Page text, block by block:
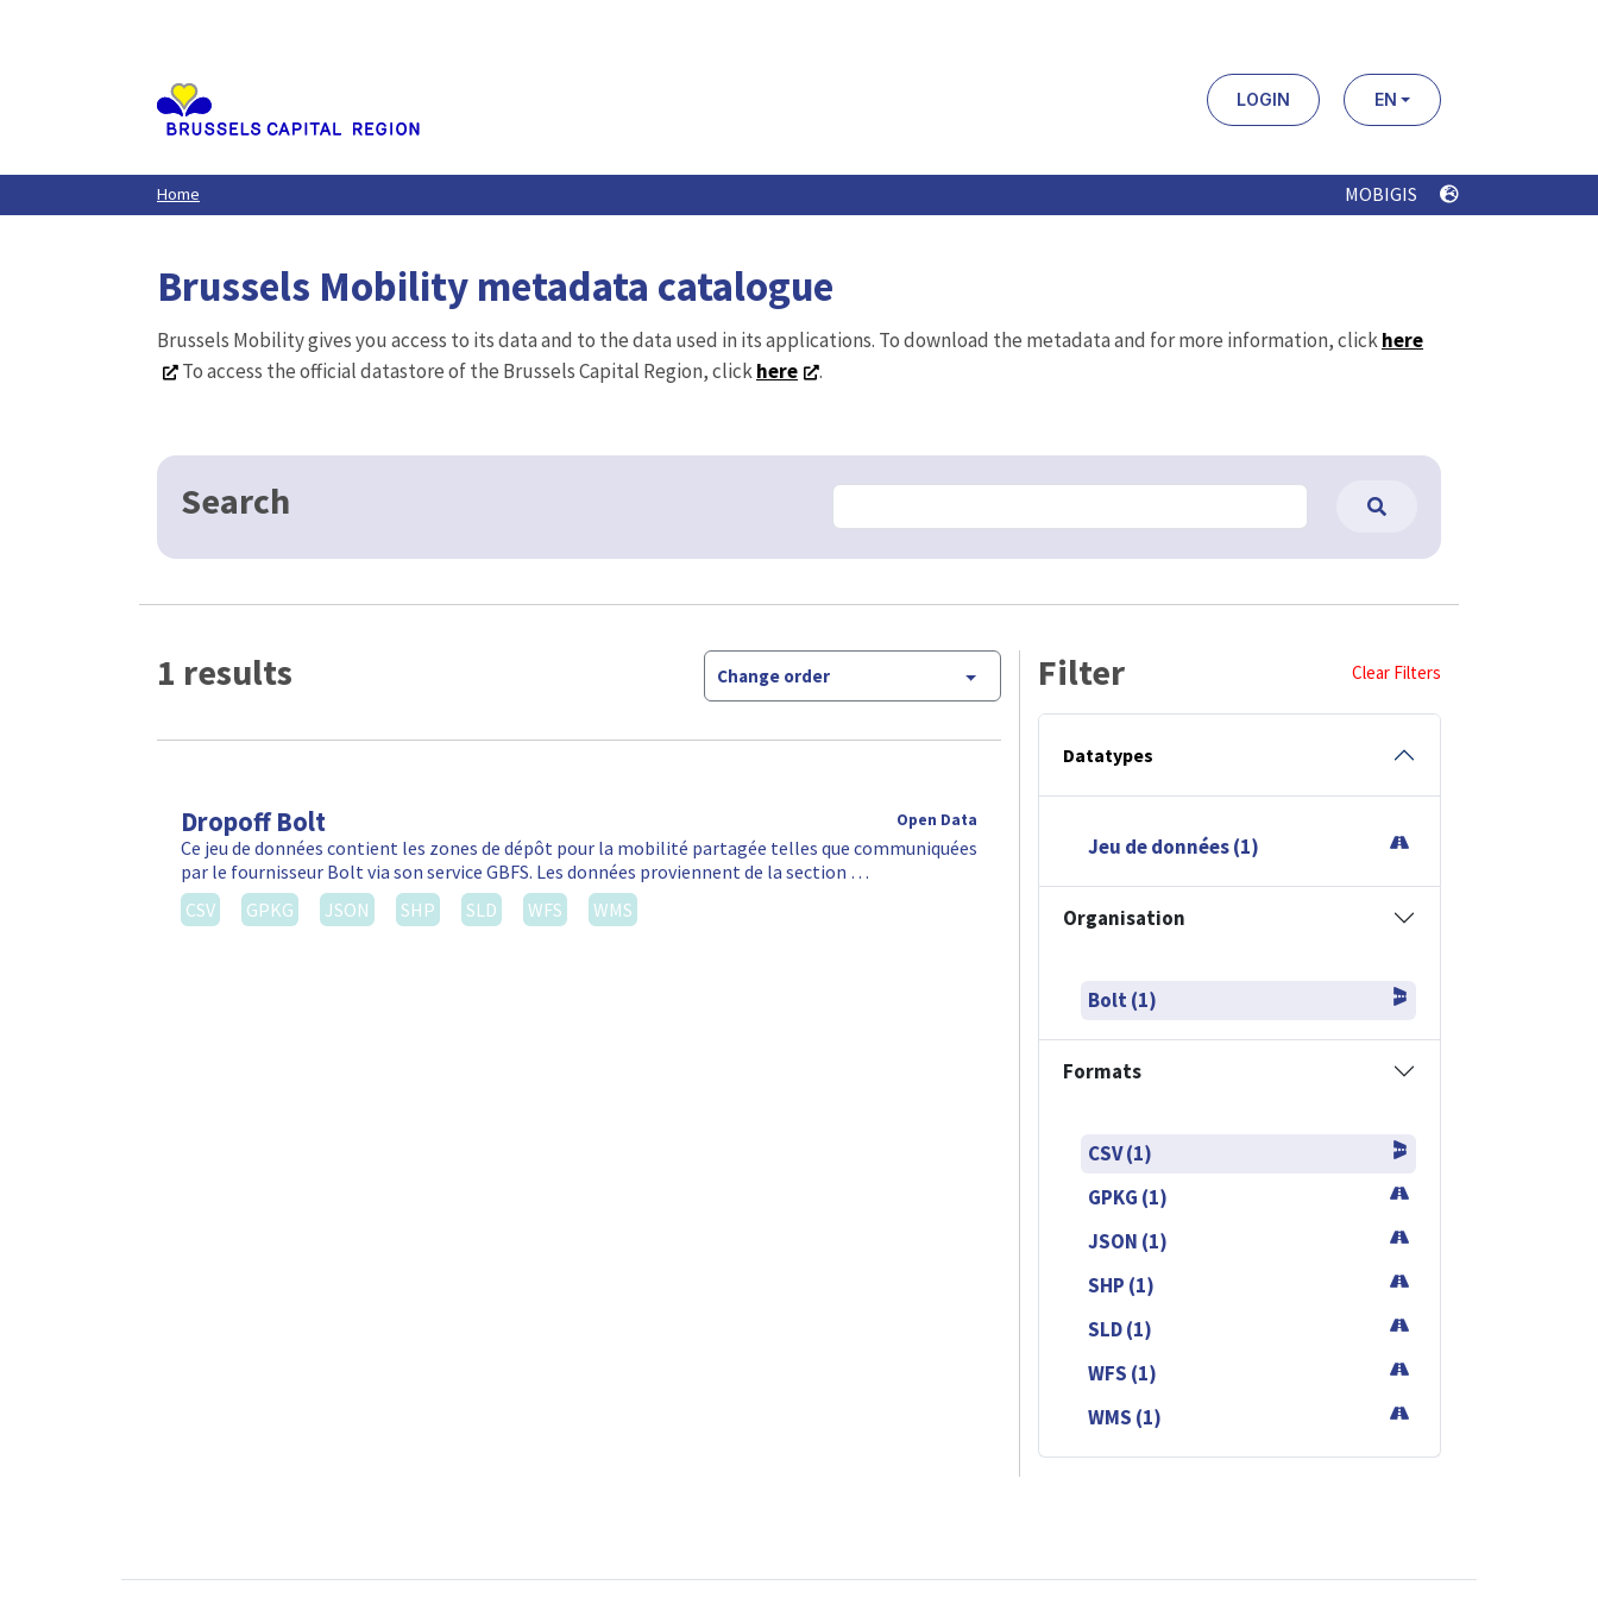
LOGIN EN
Home MOBIGIS
Brussels Mobility metadata catalogue
Brussels Mobility gives you access to its data and to the data used in its applications. To download the metadata and for more information, clickhere
To access the official datastore of the Brussels Capital Region, clickhere .
Search
1 results Change order
Dropoff Bolt Open Data
Ce jeu de données contient les zones de dépôt pour la mobilité partagée telles que communiquées
par le fournisseur Bolt via son service GBFS. Les données proviennent de la section …
CSV
GPKG JSON SHP SLD WFS WMS
Filter Clear Filters
Datatypes
Jeu de données (1)
Organisation
Bolt (1)
Formats
CSV (1)
GPKG (1)
JSON (1)
SHP (1)
SLD (1)
WFS (1)
WMS (1)